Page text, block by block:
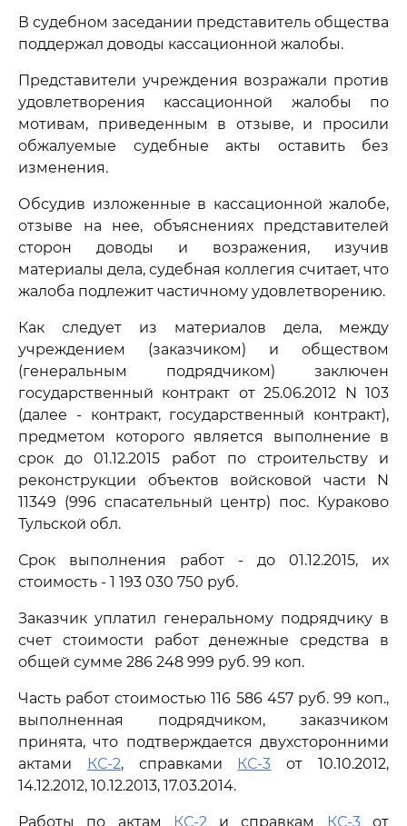
В судебном заседании представитель общества
поддержал доводы кассационной жалобы.
Представители учреждения возражали против
удовлетворения кассационной жалобы по
мотивам, приведенным в отзыве, и просили
обжалуемые судебные акты оставить без
изменения.
Обсудив изложенные в кассационной жалобе,
отзыве на нее, объяснениях представителей
сторон доводы и возражения, изучив
материалы дела, судебная коллегия считает, что
жалоба подлежит частичному удовлетворению.
Как следует из материалов дела, между
учреждением (заказчиком) и обществом
(генеральным подрядчиком) заключен
государственный контракт от 25.06.2012 N 103
(далее - контракт, государственный контракт),
предметом которого является выполнение в
срок до 01.12.2015 работ по строительству и
реконструкции объектов войсковой части N
11349 (996 спасательный центр) пос. Кураково
Тульской обл.
Срок выполнения работ - до 01.12.2015, их
стоимость - 1 193 030 750 руб.
Заказчик уплатил генеральному подрядчику в
счет стоимости работ денежные средства в
общей сумме 286 248 999 руб. 99 коп.
Часть работ стоимостью 116 586 457 руб. 99 коп.,
выполненная подрядчиком, заказчиком
принята, что подтверждается двухсторонними
актами
КС-2, справками КС-3 от 10.10.2012,
14.12.2012, 10.12.2013, 17.03.2014.
Работы по актам КС-2и справкам КС-3от